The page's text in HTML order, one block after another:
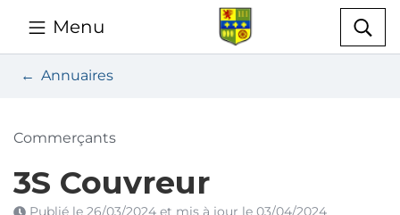
contenu
Menu
Mairie de Saint
Annuaires
Commerçants
3S Couvreur
Publié le 26/03/2024 et mis à jour le 03/04/2024